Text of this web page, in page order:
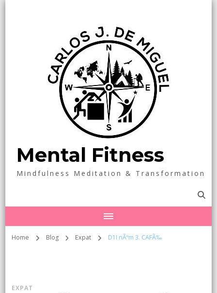
Mental Fitness
Mindfulness Meditation & Transformation
Home Blog Expat D1I nÃºm 3. CAFÃ‰
EXPAT